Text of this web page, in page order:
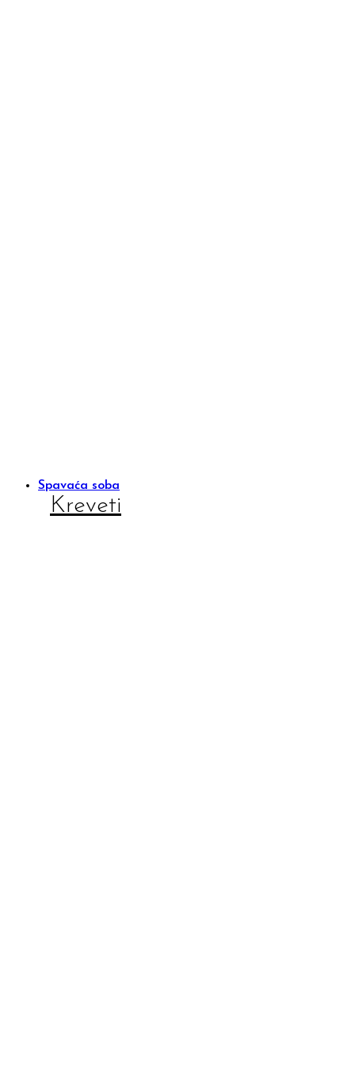
Spavaća soba
Kreveti